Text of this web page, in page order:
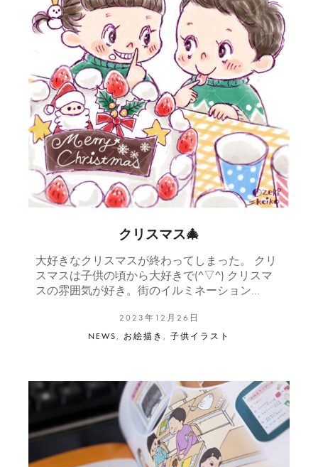
クリスマス🎄
大好きなクリスマスが終わってしまった。 クリ
スマスは子供の頃から大好きで(^▽^) クリスマ
スの雰囲気が好き。街のイルミネーション…
2023年12月26日
NEWS , お絵描き , 子供イラスト